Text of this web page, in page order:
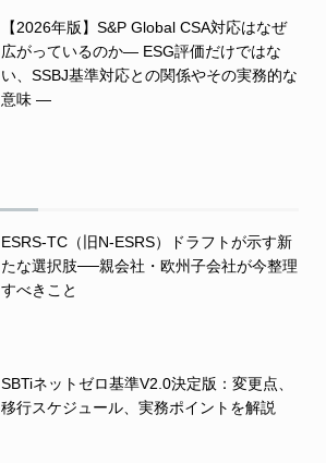
【2026年版】S&P Global CSA対応はなぜ
広がっているのか― ESG評価だけではな
い、SSBJ基準対応との関係やその実務的な
意味 ―
ESRS-TC（旧N-ESRS）ドラフトが示す新
たな選択肢──親会社・欧州子会社が今整理
すべきこと
SBTiネットゼロ基準V2.0決定版：変更点、
移行スケジュール、実務ポイントを解説